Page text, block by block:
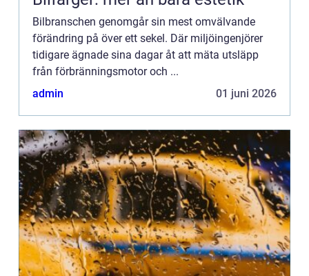
Bilbranschen genomgår sin mest omvälvande
förändring på över ett sekel. Där miljöingenjörer
tidigare ägnade sina dagar åt att mäta utsläpp
från förbränningsmotor och ...
admin
01 juni 2026